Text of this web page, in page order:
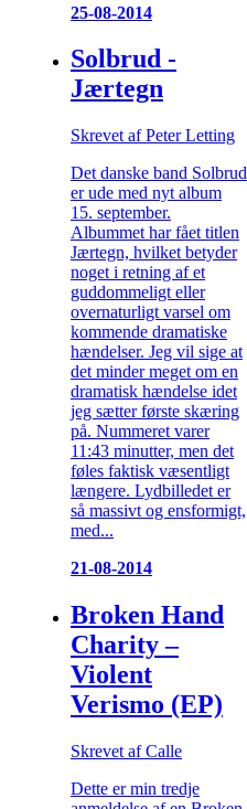
25-08-2014
Solbrud -
Jærtegn
Skrevet af Peter Letting
Det danske band Solbrud
er ude med nyt album
15. september.
Albummet har fået titlen
Jærtegn, hvilket betyder
noget i retning af et
guddommeligt eller
overnaturligt varsel om
kommende dramatiske
hændelser. Jeg vil sige at
det minder meget om en
dramatisk hændelse idet
jeg sætter første skæring
på. Nummeret varer
11:43 minutter, men det
føles faktisk væsentligt
længere. Lydbilledet er
så massivt og ensformigt,
med...
21-08-2014
Broken Hand
Charity –
Violent
Verismo (EP)
Skrevet af Calle
Dette er min tredje